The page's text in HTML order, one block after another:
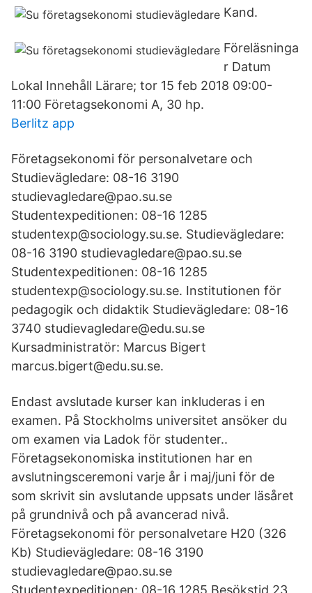
Kand.
Föreläsninga
r Datum
Lokal Innehåll Lärare; tor 15 feb 2018 09:00-
11:00 Företagsekonomi A, 30 hp.
Berlitz app
Företagsekonomi för personalvetare och
Studievägledare: 08-16 3190
studievagledare@pao.su.se
Studentexpeditionen: 08-16 1285
studentexp@sociology.su.se. Studievägledare:
08-16 3190 studievagledare@pao.su.se
Studentexpeditionen: 08-16 1285
studentexp@sociology.su.se. Institutionen för
pedagogik och didaktik Studievägledare: 08-16
3740 studievagledare@edu.su.se
Kursadministratör: Marcus Bigert
marcus.bigert@edu.su.se.
Endast avslutade kurser kan inkluderas i en
examen. På Stockholms universitet ansöker du
om examen via Ladok för studenter..
Företagsekonomiska institutionen har en
avslutningsceremoni varje år i maj/juni för de
som skrivit sin avslutande uppsats under läsåret
på grundnivå och på avancerad nivå.
Företagsekonomi för personalvetare H20 (326
Kb) Studievägledare: 08-16 3190
studievagledare@pao.su.se
Studentexpeditionen: 08-16 1285 Besökstid 23